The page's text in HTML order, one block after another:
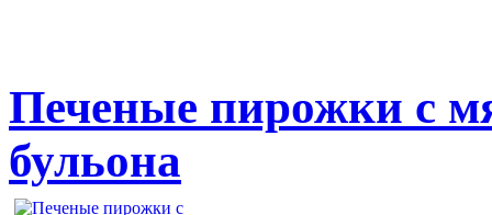
Печеные пирожки с
бульона